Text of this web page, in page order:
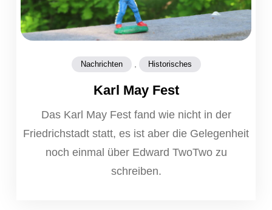
Nachrichten , Historisches
Karl May Fest
Das Karl May Fest fand wie nicht in der
Friedrichstadt statt, es ist aber die Gelegenheit
noch einmal über Edward TwoTwo zu
schreiben.